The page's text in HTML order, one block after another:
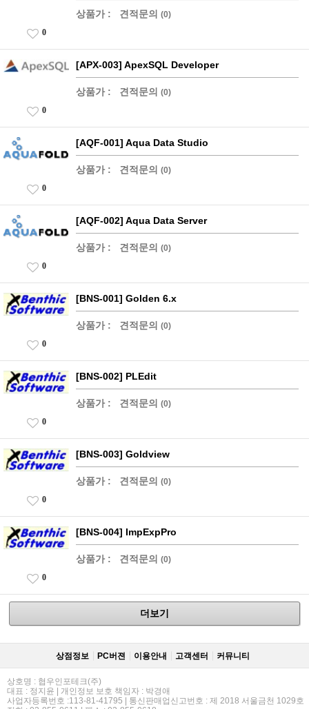
상품가 : 견적문의 (0)
0
[APX-003] ApexSQL Developer
상품가 : 견적문의 (0)
0
[AQF-001] Aqua Data Studio
상품가 : 견적문의 (0)
0
[AQF-002] Aqua Data Server
상품가 : 견적문의 (0)
0
[BNS-001] Golden 6.x
상품가 : 견적문의 (0)
0
[BNS-002] PLEdit
상품가 : 견적문의 (0)
0
[BNS-003] Goldview
상품가 : 견적문의 (0)
0
[BNS-004] ImpExpPro
상품가 : 견적문의 (0)
0
더보기
상점정보 PC버젼 이용안내 고객센터 커뮤니티
상호명 : 협우인포테크(주)
대표 : 정지윤 | 개인정보 보호 책임자 : 박경애
사업자등록번호 :113-81-41795 | 통신판매업신고번호 : 제 2018 서울금천 1029호